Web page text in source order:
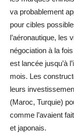
va probablement
pour cibles
l’aéronautique, les
négociation à la
est lancée jusqu’à
mois. Les
leurs
(Maroc, Turquie)
comme l’avaient
et japonais.